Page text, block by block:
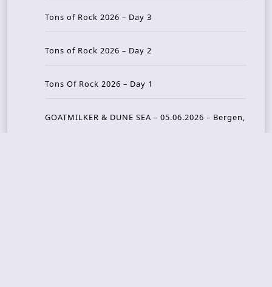
Tons of Rock 2026 – Day 3
Tons of Rock 2026 – Day 2
Tons Of Rock 2026 – Day 1
GOATMILKER & DUNE SEA – 05.06.2026 – Bergen,